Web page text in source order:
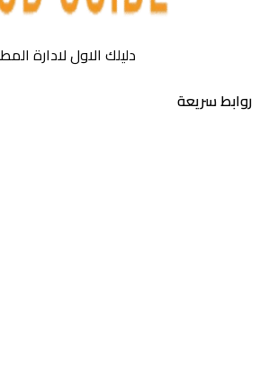
دليلك الاول لادارة المطاعم
سريعة